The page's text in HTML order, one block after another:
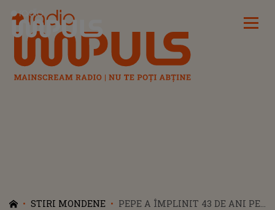
Radio Impuls
STIRI MONDENE
PEPE A ÎMPLINIT 43 DE ANI PE